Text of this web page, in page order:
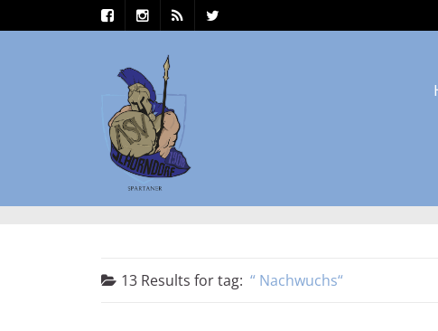
13 Results fortag: Nachwuchs